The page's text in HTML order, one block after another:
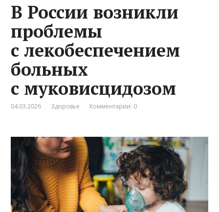
В России возникли
проблемы
с лекобеспечением
больных
с муковисцидозом
04.03.2026 Здоровье Комментарии: 0